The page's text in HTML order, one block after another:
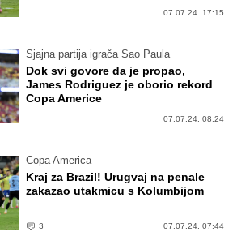
07.07.24. 17:15
Sjajna partija igrača Sao Paula
Dok svi govore da je propao,
James Rodriguez je oborio rekord
Copa Americe
07.07.24. 08:24
Copa America
Kraj za Brazil! Urugvaj na penale
zakazao utakmicu s Kolumbijom
3 07.07.24. 07:44